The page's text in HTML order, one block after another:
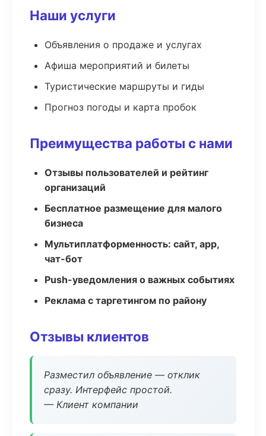
Наши услуги
Объявления о продаже и услугах
Афиша мероприятий и билеты
Туристические маршруты и гиды
Прогноз погоды и карта пробок
Преимущества работы с нами
Отзывы пользователей и рейтинг
организаций
Бесплатное размещение для малого
бизнеса
Мультиплатформенность: сайт, app,
чат-бот
Push-уведомления о важных событиях
Реклама с таргетингом по району
Отзывы клиентов
Разместил объявление — отклик
сразу. Интерфейс простой.
— Клиент компании